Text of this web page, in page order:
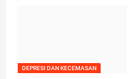
DEPRESI DAN KECEMASAN